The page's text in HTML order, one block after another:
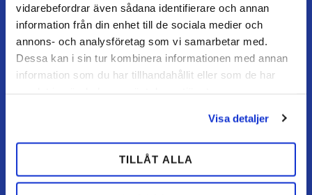
vidarebefordrar även sådana identifierare och annan
information från din enhet till de sociala medier och
annons- och analysföretag som vi samarbetar med.
Dessa kan i sin tur kombinera informationen med annan
information som du har tillhandahållit eller som de har
Visa detaljer
TILLÅT ALLA
KUNDESERVICE
Kundeservice
Købsvilkår